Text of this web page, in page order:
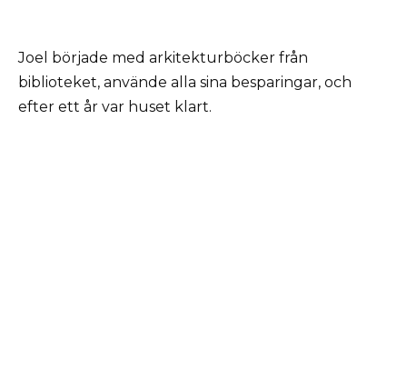
Joel började med arkitekturböcker från
biblioteket, använde alla sina besparingar, och
efter ett år var huset klart.